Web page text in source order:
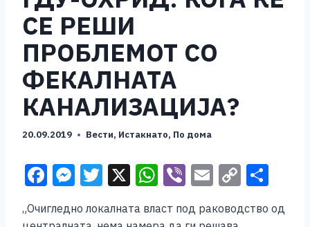
СЕ РЕШИ
ПРОБЛЕМОТ СО
ФЕКАЛНАТА
КАНАЛИЗАЦИЈА?
20.09.2019 Вести, Истакнато, По дома
F
c
M
ss
T
tt
X W
at
Vi
er
E
ai
C
p ar
„Очигледно локалната власт под раководство од